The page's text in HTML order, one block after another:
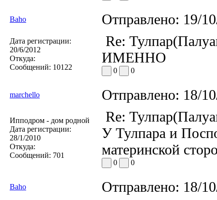
Baho Отправлено: 19/
Дата регистрации:
20/6/2012
Откуда:
Сообщений: 10122
Re:
ИМЕННО
0 0
marchello Отправлено: 18/
Ипподром - дом родной
Дата регистрации:
28/1/2010
Откуда:
Сообщений: 701
Re:
У Тулпара и
материнской
0 0
Baho Отправлено: 18/